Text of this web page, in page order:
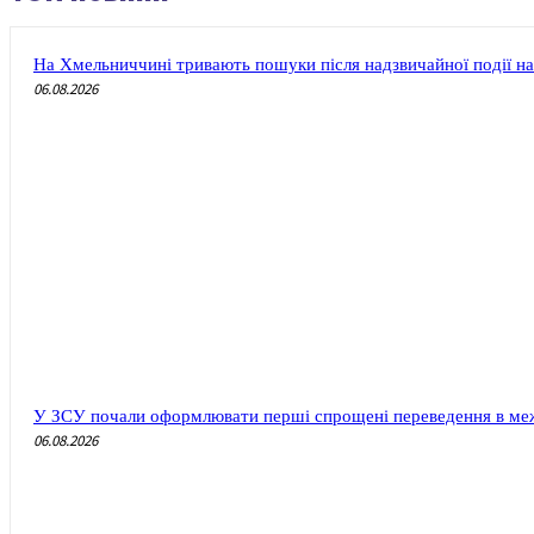
На Хмельниччині тривають пошуки після надзвичайної події на
06.08.2026
У ЗСУ почали оформлювати перші спрощені переведення в
06.08.2026